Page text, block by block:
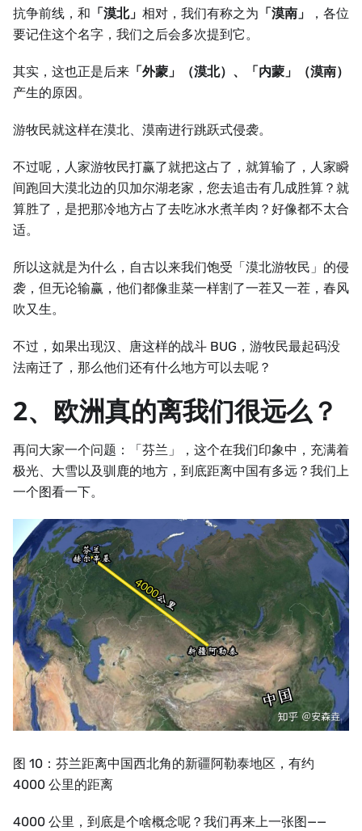
抗争前线，和 「漠北」 相对，我们有称之为 「漠南」
，各位
要记住这个名字，我们之后会多次提到它。
其实，这也正是后来 「外蒙」（漠北）、「内蒙」（漠南）
产生的原因。
游牧民就这样在漠北、漠南进行跳跃式侵袭。
不过呢，人家游牧民打赢了就把这占了，就算输了，人家瞬
间跑回大漠北边的贝加尔湖老家，您去追击有几成胜算？就
算胜了，是把那冷地方占了去吃冰水煮羊肉？好像都不太合
适。
所以这就是为什么，自古以来我们饱受「漠北游牧民」的侵
袭，但无论输赢，他们都像韭菜一样割了一茬又一茬，春风
吹又生。
不过，如果出现汉、唐这样的战斗 BUG，游牧民最起码没
法南迁了，那么他们还有什么地方可以去呢？
2、欧洲真的离我们很远么？
再问大家一个问题：「芬兰」，这个在我们印象中，充满着
极光、大雪以及驯鹿的地方，到底距离中国有多远？我们上
一个图看一下。
图 10：芬兰距离中国西北角的新疆阿勒泰地区，有约
4000 公里的距离
4000 公里，到底是个啥概念呢？我们再来上一张图——